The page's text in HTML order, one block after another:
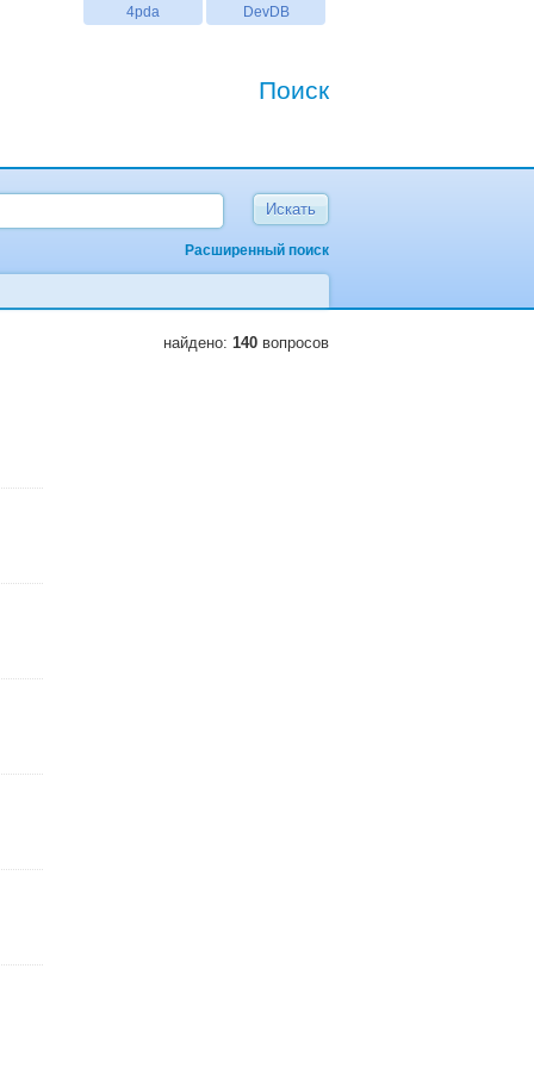
DevDB
4pda
Поиск
Расширенный поиск
найдено: 140 вопросов